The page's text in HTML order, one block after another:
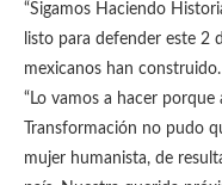
“Sigamos Haciendo
listo para defender este 2
mexicanos han construido.
“Lo vamos a hacer
Transformación no pudo
mujer humanista, de